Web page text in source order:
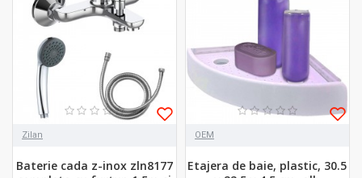
Zilan
Baterie cada z-inox zln8177
OEM
Etajera de baie, plastic, 30.5